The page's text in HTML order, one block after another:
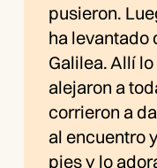
pusieron.
ha levantado
Galilea. Allí
alejaron a
corrieron a
al encuentro
pies y lo